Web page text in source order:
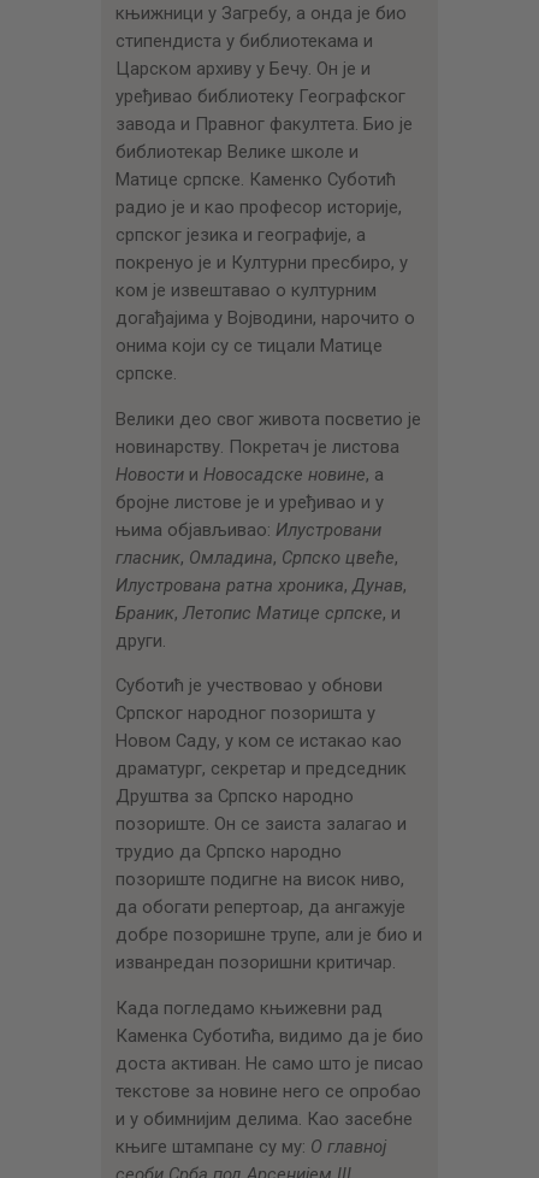
књижници у Загребу, а онда је био
стипендиста у библиотекама и
Царском архиву у Бечу. Он је и
уређивао библиотеку Географског
завода и Правног факултета. Био је
библиотекар Велике школе и
Матице српске. Каменко Суботић
радио је и као професор историје,
српског језика и географије, а
покренуо је и Културни пресбиро, у
ком је извештавао о културним
догађајима у Војводини, нарочито о
онима који су се тицали Матице
српске.
Велики део свог живота посветио је
новинарству. Покретач је листова
Новостии Новосадске новине, а
бројне листове је и уређивао и у
њима објављивао: Илустровани
гласник, Омладина, Српско цвеће,
Илустрована ратна хроника, Дунав,
Браник, Летопис Матице српске, и
други.
Суботић је учествовао у обнови
Српског народног позоришта у
Новом Саду, у ком се истакао као
драматург, секретар и председник
Друштва за Српско народно
позориште. Он се заиста залагао и
трудио да Српско народно
позориште подигне на висок ниво,
да обогати репертоар, да ангажује
добре позоришне трупе, али је био и
изванредан позоришни критичар.
Када погледамо књижевни рад
Каменка Суботића, видимо да је био
доста активан. Не само што је писао
текстове за новине него се опробао
и у обимнијим делима. Као засебне
књиге штампане су му: О главној